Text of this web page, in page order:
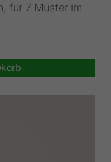
für 7 Muster im